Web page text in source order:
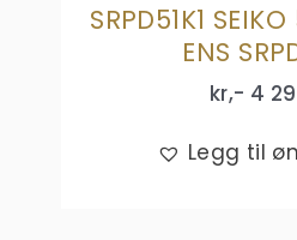
SRPD51K1
ENS
kr,- 4
Legg til